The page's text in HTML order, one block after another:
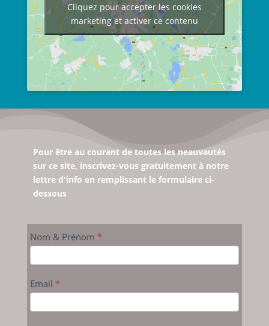
Cliquez pour accepter les cookies
marketing et activer ce contenu
Pour être au courant de toutes les neauvautés
sur ce site, inscrivez-vous gratuitement à notre
lettre d'info en remplissant le formulaire ci-
dessous
lettre-
info-
actu
Nom & Prénom *
Email *